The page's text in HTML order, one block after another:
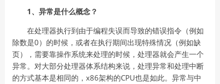
1、异常是什么概念？
在处理器执行到由于编程失误而导致的错误指令（例如
除数是0）的时候，或者在执行期间出现特殊情况（例如缺
页），需要靠操作系统来处理的时候，处理器就会产生一个
异常。对大部分处理器体系结构来说，处理异常和处理中断
的方式基本是相同的，x86架构的CPU也是如此。异常与中